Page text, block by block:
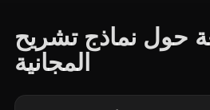
حول نماذج تشريح
المجانية